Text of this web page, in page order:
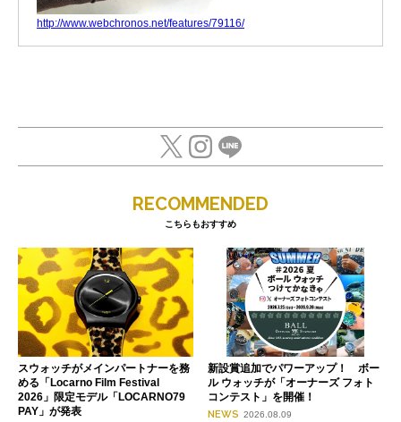
http://www.webchronos.net/features/79116/
RECOMMENDED
こちらもおすすめ
スウォッチがメインパートナーを務
める「Locarno Film Festival
2026」限定モデル「LOCARNO79
PAY」が発表
新設賞追加でパワーアップ！ ボー
ル ウォッチが「オーナーズ フォト
コンテスト」を開催！
NEWS 2026.08.09